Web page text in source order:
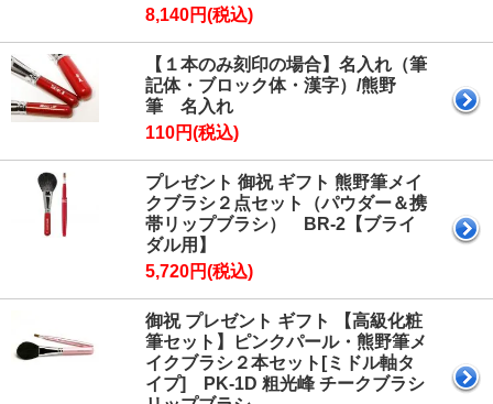
8,140円(税込)
【１本のみ刻印の場合】名入れ（筆
記体・ブロック体・漢字）/熊野
筆 名入れ
110円(税込)
プレゼント 御祝 ギフト 熊野筆メイ
クブラシ２点セット（パウダー＆携
帯リップブラシ） BR-2【ブライ
ダル用】
5,720円(税込)
御祝 プレゼント ギフト 【高級化粧
筆セット】ピンクパール・熊野筆メ
イクブラシ２本セット[ミドル軸タ
イプ] PK-1D 粗光峰 チークブラシ